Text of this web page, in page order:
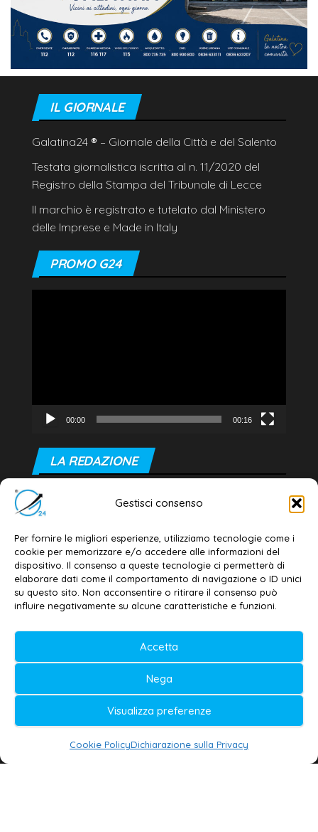
Gestisci consenso
Per fornire le migliori esperienze, utilizziamo tecnologie come i
cookie per memorizzare e/o accedere alle informazioni del
dispositivo. Il consenso a queste tecnologie ci permetterà di
elaborare dati come il comportamento di navigazione o ID unici
su questo sito. Non acconsentire o ritirare il consenso può
influire negativamente su alcune caratteristiche e funzioni.
Accetta
Nega
Visualizza preferenze
Cookie PolicyDichiarazione sulla Privacy
IL GIORNALE
Galatina24 ® – Giornale della Città e del Salento
Testata giornalistica iscritta al n. 11/2020 del
Registro della Stampa del Tribunale di Lecce
Il marchio è registrato e tutelato dal Ministero
delle Imprese e Made in Italy
PROMO G24
00:00 00:16
LA REDAZIONE
Editore e direttore responsabile:
Dott. Daniele G. Masciullo
Email: redazione@galatina24.it
Contatti –Disclaimer
Privacy policy –Cookie policy
Testata iscritta al n. 11/2020 Registro della
Stampa Tribunale di Lecce
Editore e direttore responsabile:
Daniele G. Masciullo